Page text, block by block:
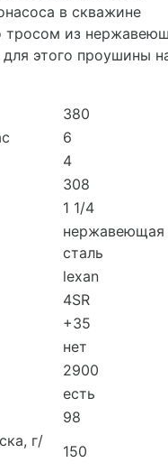
в скважине
тросом из
этого проушины
380
6
4
308
1 1/4
нержавеющая
сталь
lexan
4SR
+35
нет
2900
есть
98
г/
150